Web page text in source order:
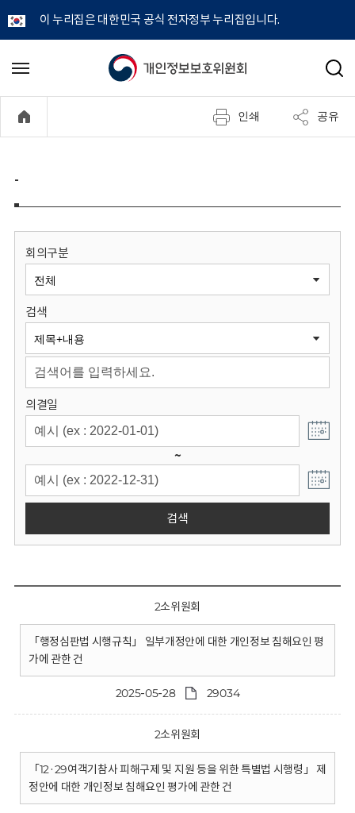
이 누리집은 대한민국 공식 전자정부 누리집입니다.
개
정
보
원
회
메
기
검
인쇄 공유
-
회의구분
검색
의결일
~
검색
2소위원회
「행정심판법 시행규칙」 일부개정안에 대한 개인정보 침해요인 평
가에 관한 건
2025-05-28 29034
2소위원회
「12·29여객기참사 피해구제 및 지원 등을 위한 특별법 시행령」 제
정안에 대한 개인정보 침해요인 평가에 관한 건